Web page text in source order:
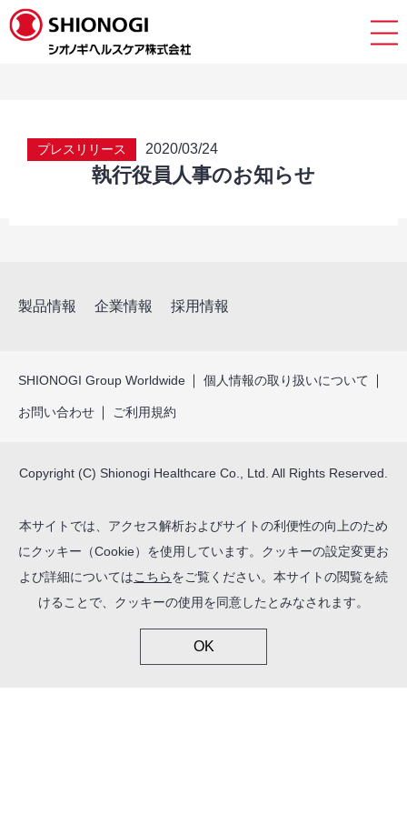
プレスリリース 2020/03/24
執行役員人事のお知らせ
製品情報 企業情報 採用情報
SHIONOGI Group Worldwide 個人情報の取り扱いについて
お問い合わせ ご利用規約
Copyright (C) Shionogi Healthcare Co., Ltd. All Rights Reserved.
本サイトでは、アクセス解析およびサイトの利便性の向上のため
にクッキー（Cookie）を使用しています。クッキーの設定変更お
よび詳細についてはこちらをご覧ください。本サイトの閲覧を続
けることで、クッキーの使用を同意したとみなされます。
OK